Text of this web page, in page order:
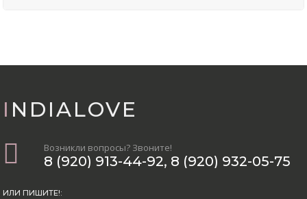
INDIALOVE
Возникли вопросы? Звоните!
8 (920) 913-44-92, 8 (920) 932-05-75
ИЛИ ПИШИТЕ!: